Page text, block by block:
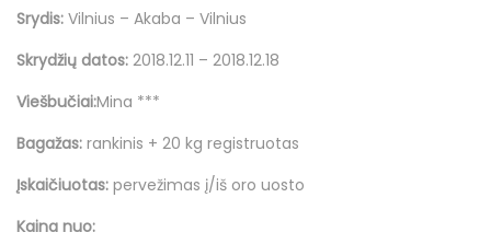
Srydis: Vilnius – Akaba – Vilnius
Skrydžių datos: 2018.12.11 – 2018.12.18
Viešbučiai:Mina ***
Bagažas: rankinis + 20 kg registruotas
Įskaičiuotas: pervežimas į/iš oro uosto
Kaina nuo: